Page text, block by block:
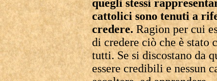
quegli stessi
cattolici sono tenuti a
credere.Ragion per cui
di credere ciò che è stato
tutti. Se si discostano da
essere credibili e nessun